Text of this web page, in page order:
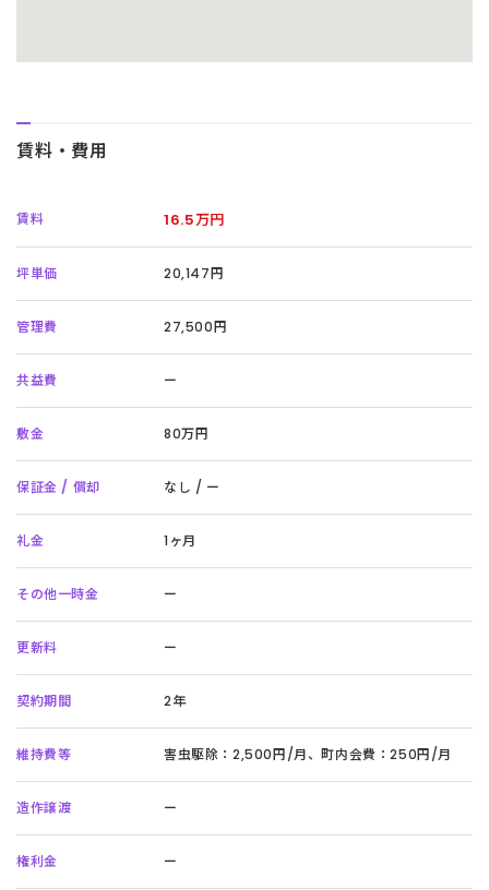
賃料・費用
賃料 16.5万円
坪単価 20,147円
管理費 27,500円
共益費 ー
敷金 80万円
保証金 / 償却 なし / ー
礼金 1ヶ月
その他一時金 ー
更新料 ー
契約期間 2年
維持費等 害虫駆除：2,500円/月、町内会費：250円/月
造作譲渡 ー
権利金 ー